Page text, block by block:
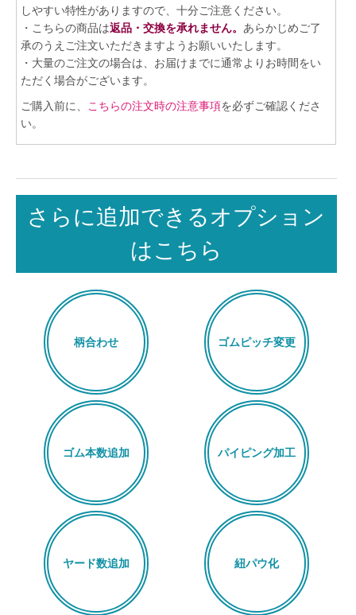
しやすい特性がありますので、十分ご注意ください。
・こちらの商品は返品・交換を承れません。 あらかじめご了
承のうえご注文いただきますようお願いいたします。
・大量のご注文の場合は、お届けまでに通常よりお時間をい
ただく場合がございます。
ご購入前に、
こちらの注文時の注意事項を必ずご確認くださ
い。
さらに追加できるオプション
はこちら
柄合わせ ゴムピッチ変更
ゴム本数追加 パイピング加工
ヤード数追加 紐パウ化